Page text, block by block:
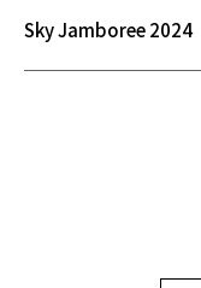
Sky Jamboree 2024